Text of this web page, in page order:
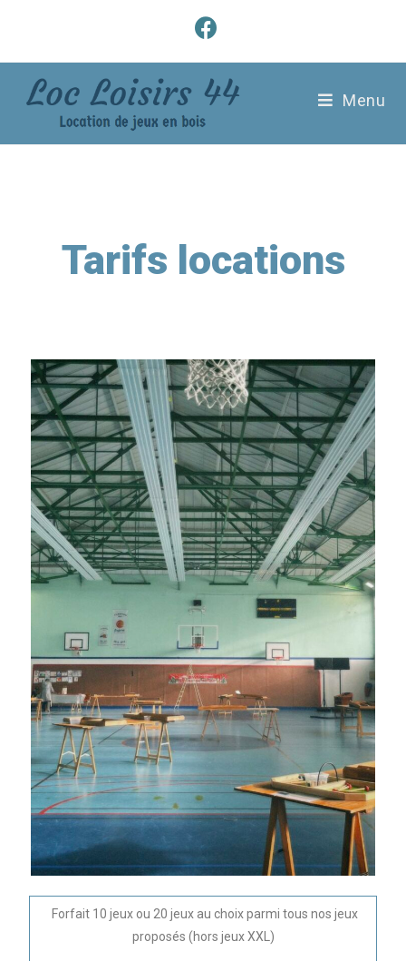
Menu
Tarifs locations
Forfait 10 jeux ou 20 jeux au choix parmi tous nos jeux
proposés (hors jeux XXL)